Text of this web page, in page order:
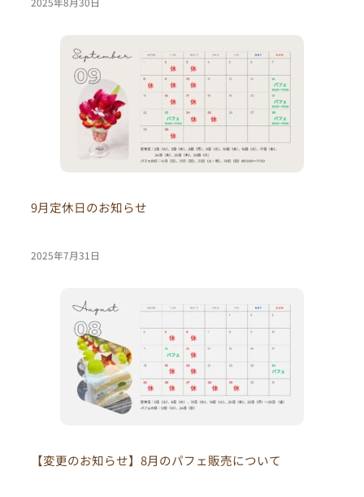
9月定休日のお知らせ
【変更のお知らせ】8月のパフェ販売について
2025年7月31日